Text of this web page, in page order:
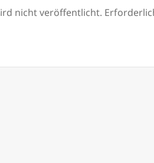
nicht veröffentlicht.